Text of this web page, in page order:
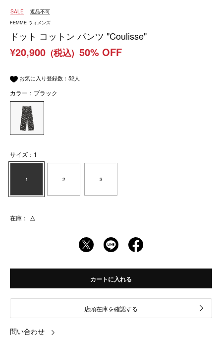
SALE 返品不可
FEMME ウィメンズ
ドット コットン パンツ "Coulisse"
¥20,900 (税込) 50% OFF
お気に入り登録数： 52人
カラー：ブラック
サイズ：1
1 2 3
在庫： △
カートに入れる
店頭在庫を確認する
問い合わせ